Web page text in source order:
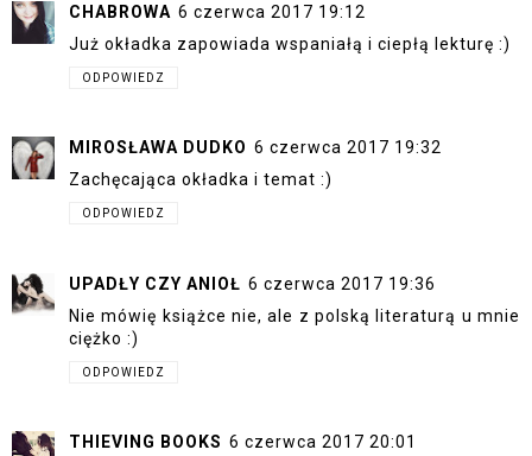
CHABROWA 6 czerwca 2017 19:12
Już okładka zapowiada wspaniałą i ciepłą lekturę :)
ODPOWIEDZ
MIROSŁAWA DUDKO 6 czerwca 2017 19:32
Zachęcająca okładka i temat :)
ODPOWIEDZ
UPADŁY CZY ANIOŁ 6 czerwca 2017 19:36
Nie mówię książce nie, ale z polską literaturą u mnie
ciężko :)
ODPOWIEDZ
THIEVING BOOKS 6 czerwca 2017 20:01